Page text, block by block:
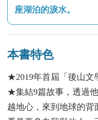
座湖泊的淚水。
本書特色
★2019年首屆「後山文
★集結9篇故事，透過
越地心，來到地球的背